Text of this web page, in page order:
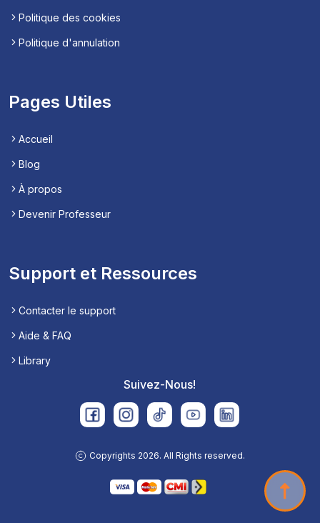
Politique des cookies
Politique d'annulation
Pages Utiles
Accueil
Blog
À propos
Devenir Professeur
Support et Ressources
Contacter le support
Aide & FAQ
Library
Suivez-Nous!
Copyrights 2026. All Rights reserved.